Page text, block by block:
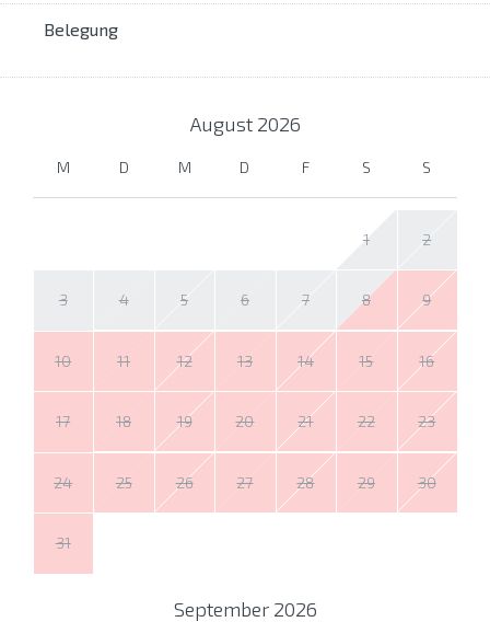
Belegung
August 2026
M D M D F S S
1 2
3 4 5 6 7 8 9
10 11 12 13 14 15 16
17 18 19 20 21 22 23
24 25 26 27 28 29 30
31
September 2026